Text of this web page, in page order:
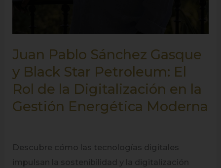
Juan Pablo Sánchez Gasque
y Black Star Petroleum: El
Rol de la Digitalización en la
Gestión Energética Moderna
Descubre cómo las tecnologías digitales
impulsan la sostenibilidad y la digitalización
en
la
Gestión
Energética
Moderna